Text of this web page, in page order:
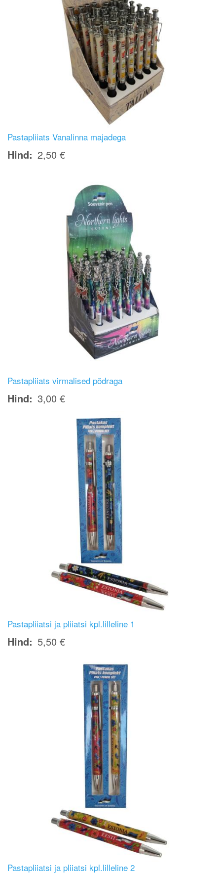
Pastapliiats Vanalinna majadega
Hind 2,50 €
Pastapliiats virmalised põdraga
Hind 3,00 €
Pastapliiatsi ja pliiatsi kpl.lilleline 1
Hind 5,50 €
Pastapliiatsi ja pliiatsi kpl.lilleline 2